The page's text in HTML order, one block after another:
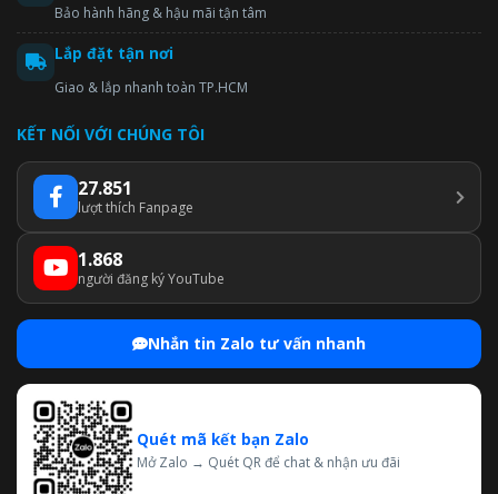
Bảo hành hãng & hậu mãi tận tâm
Lắp đặt tận nơi
Giao & lắp nhanh toàn TP.HCM
KẾT NỐI VỚI CHÚNG TÔI
27.851
lượt thích Fanpage
1.868
người đăng ký YouTube
Nhắn tin Zalo tư vấn nhanh
Quét mã kết bạn Zalo
Mở Zalo → Quét QR để chat & nhận ưu đãi